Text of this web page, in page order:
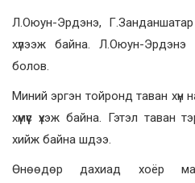
Л.Оюун-Эрдэнэ, Г.Занданшатар
хүлээж байна. Л.Оюун-Эрдэнэ
болов.
Миний эргэн тойронд таван хүн
хүмүүс үхэж байна. Гэтэл
хийж байна шдээ.
Өнөөдөр дахиад хоёр